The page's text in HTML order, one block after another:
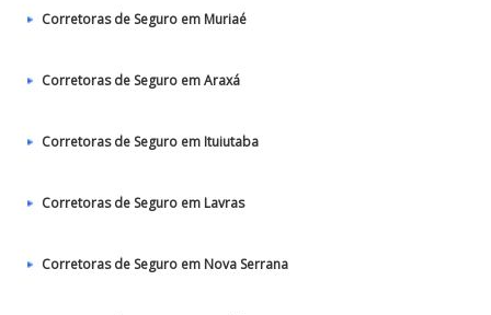
Corretoras de Seguro em Muriaé
Corretoras de Seguro em Araxá
Corretoras de Seguro em Ituiutaba
Corretoras de Seguro em Lavras
Corretoras de Seguro em Nova Serrana